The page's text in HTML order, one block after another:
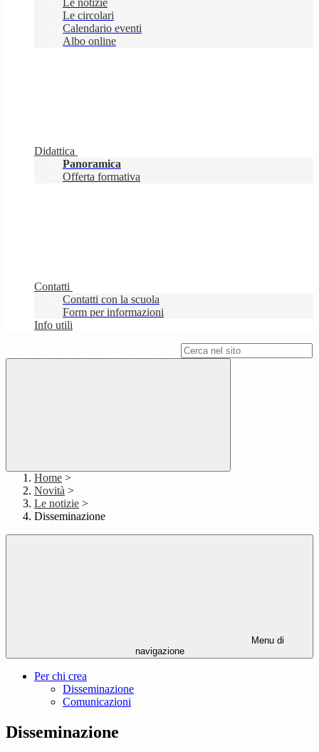
Le notizie
Le circolari
Calendario eventi
Albo online
Didattica
Panoramica
Offerta formativa
Contatti
Contatti con la scuola
Form per informazioni
Info utili
Home >
Novità >
Le notizie >
Disseminazione
Menu di
navigazione
Per chi crea
Disseminazione
Comunicazioni
Disseminazione